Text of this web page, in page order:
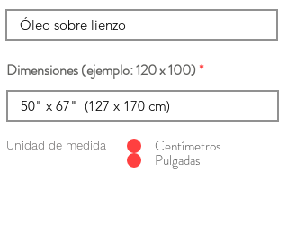
Dimensiones (ejemplo: 120 x 100)
Unidad de medida Centímetros
Pulgadas